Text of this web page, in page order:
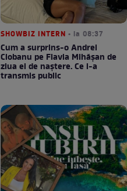
SHOWBIZ INTERN • la 08:37
Cum a surprins-o Andrei
Ciobanu pe Flavia Mihășan de
ziua ei de naștere. Ce i-a
transmis public